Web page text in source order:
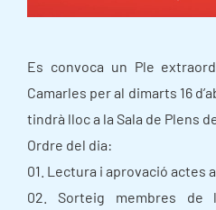
Es convoca un Ple
Camarles per al dimarts 16
tindrà lloc a la Sala de Plens
Ordre del dia:
01. Lectura i aprovació actes
02. Sorteig membres de